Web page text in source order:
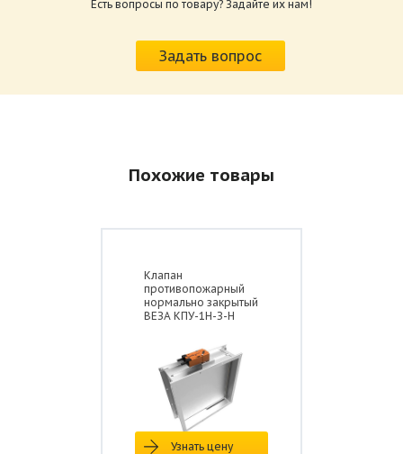
Схема конструкции дымового клапана
реверсивным/электромагнитным приводом
приводов КЛАД-2.pdf
Размер: 259.6 Кб
Есть вопросы по товару? Задайте их нам!
Задать вопрос
Похожие товары
Клапан
противопожарный
нормально закрытый
ВЕЗА КПУ-1Н-З-Н
Узнать цену